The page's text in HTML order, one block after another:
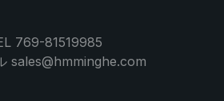
769-81519985
sales@hmminghe.com